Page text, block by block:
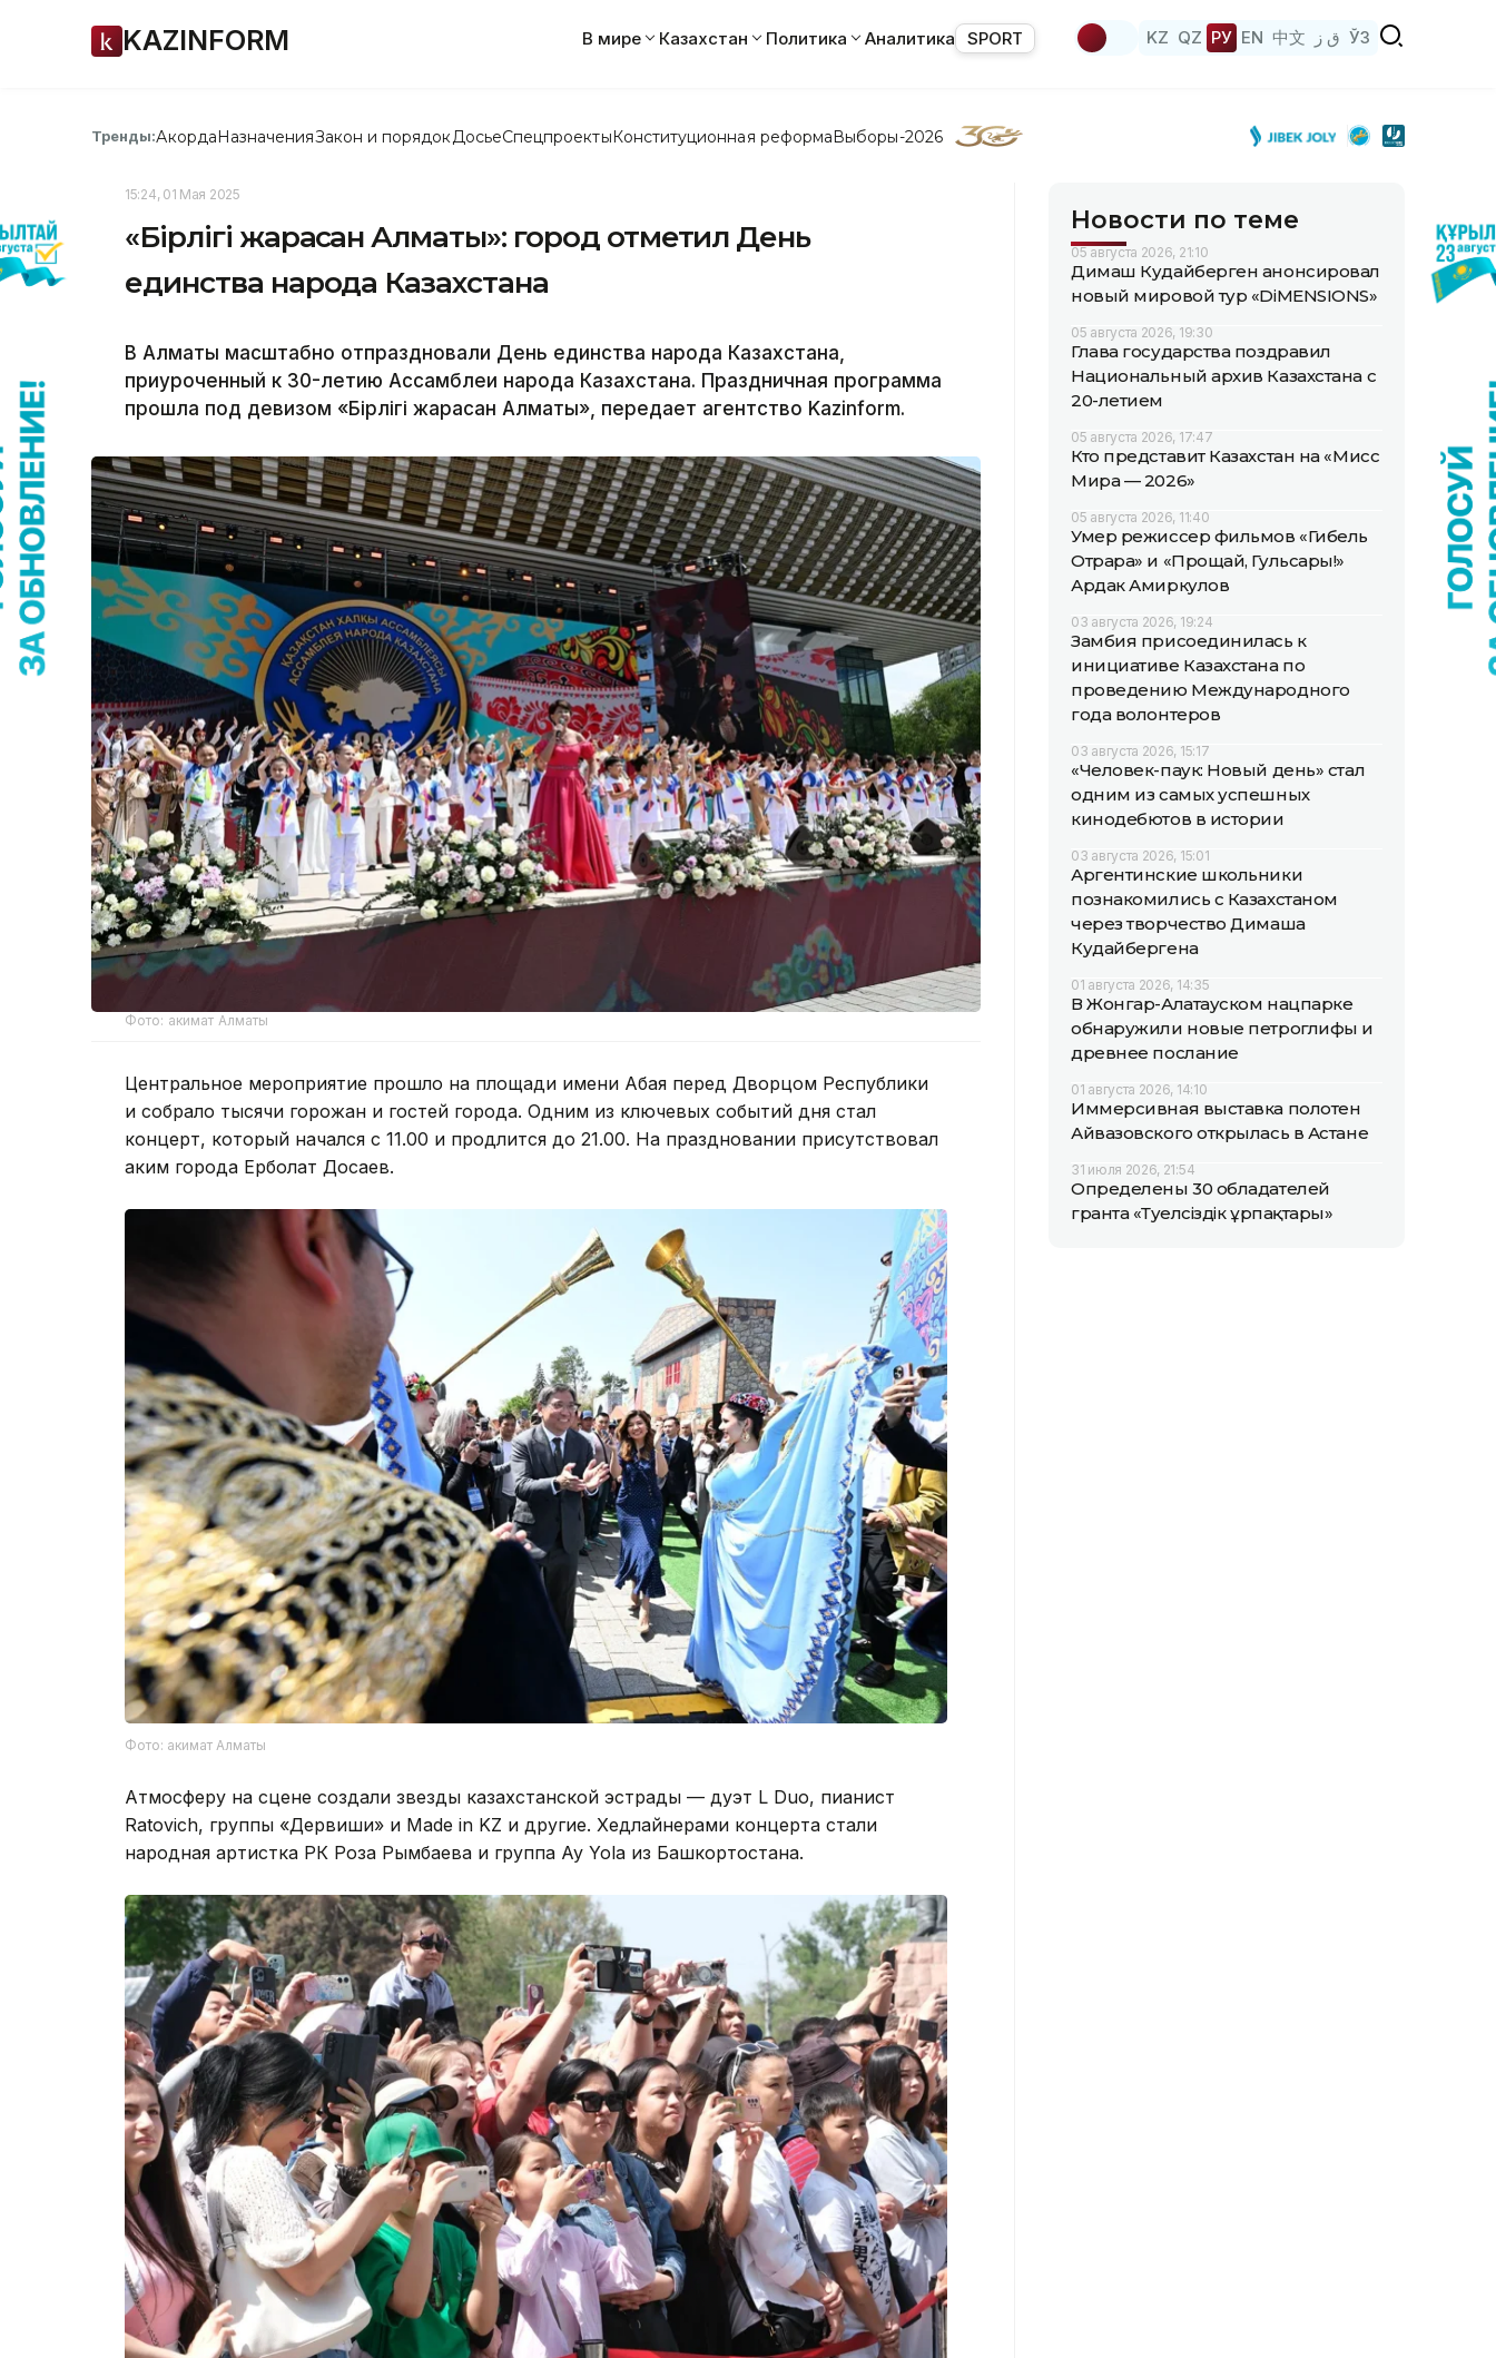
KAZINFORM В мире Казахстан Политика Аналитика SPORT KZ QZ РУ EN 中文 ق ز ЎЗ
Тренды:АкордаНазначенияЗакон и порядок ДосьеСпецпроектыКонституционная реформаВыборы-2026
15:24, 01 Мая 2025
«Бірлігі жарасқан Алматы»: город отметил День
единства народа Казахстана
В Алматы масштабно отпраздновали День единства народа Казахстана,
приуроченный к 30-летию Ассамблеи народа Казахстана. Праздничная программа
прошла под девизом «Бірлігі жарасқан Алматы», передает агентство Kazinform.
Фото: акимат Алматы
Центральное мероприятие прошло на площади имени Абая перед Дворцом Республики
и собрало тысячи горожан и гостей города. Одним из ключевых событий дня стал
концерт, который начался с 11.00 и продлится до 21.00. На праздновании присутствовал
аким города Ерболат Досаев.
Фото: акимат Алматы
Атмосферу на сцене создали звезды казахстанской эстрады — дуэт L Duo, пианист
Ratovich, группы «Дервиши» и Made in KZ и другие. Хедлайнерами концерта стали
народная артистка РК Роза Рымбаева и группа Ay Yola из Башкортостана.
Новости по теме
05 августа 2026, 21:10
Димаш Кудайберген анонсировал
новый мировой тур «DiMENSIONS»
05 августа 2026, 19:30
Глава государства поздравил
Национальный архив Казахстана с
20-летием
05 августа 2026, 17:47
Кто представит Казахстан на «Мисс
Мира — 2026»
05 августа 2026, 11:40
Умер режиссер фильмов «Гибель
Отрара» и «Прощай, Гульсары!»
Ардак Амиркулов
03 августа 2026, 19:24
Замбия присоединилась к
инициативе Казахстана по
проведению Международного
года волонтеров
03 августа 2026, 15:17
«Человек-паук: Новый день» стал
одним из самых успешных
кинодебютов в истории
03 августа 2026, 15:01
Аргентинские школьники
познакомились с Казахстаном
через творчество Димаша
Кудайбергена
01 августа 2026, 14:35
В Жонгар-Алатауском нацпарке
обнаружили новые петроглифы и
древнее послание
01 августа 2026, 14:10
Иммерсивная выставка полотен
Айвазовского открылась в Астане
31 июля 2026, 21:54
Определены 30 обладателей
гранта «Тәуелсіздік ұрпақтары»